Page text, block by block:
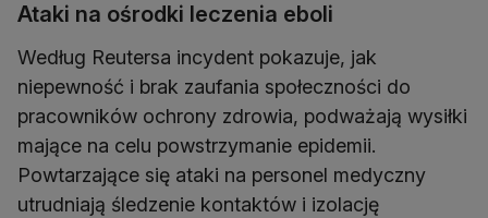
Ataki na ośrodki leczenia eboli
Według Reutersa incydent pokazuje, jak
niepewność i brak zaufania społeczności do
pracowników ochrony zdrowia, podważają wysiłki
mające na celu powstrzymanie epidemii.
Powtarzające się ataki na personel medyczny
utrudniają śledzenie kontaktów i izolację